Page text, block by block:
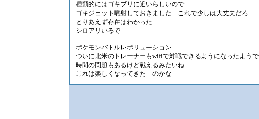
種類的にはゴキブリに近いらしいので
ゴキジェット噴射しておきました これで少しは大丈夫だろ
とりあえず存在はわかった
シロアリいるで
ポケモンバトルレボリューション
ついに北米のトレーナーもwifiで対戦できるようになったようで
時間の問題もあるけど戦えるみたいね
これは楽しくなってきた のかな